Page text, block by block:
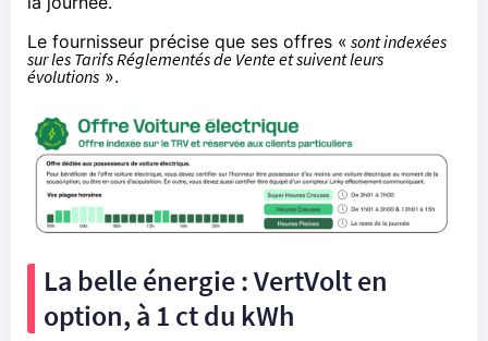
Le fournisseur précise que ses offres « sont indexées
sur les Tarifs Réglementés de Vente et suivent leurs
évolutions ».
La belle énergie : VertVolt en
option, à 1 ct du kWh